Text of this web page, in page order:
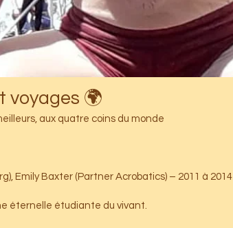
🌍 Un parcours ancré entre traditions et voyages
aux quatre coins du monde :
Emily Baxter (Partner Acrobatics) – 2011 à 2014
éternelle étudiante du vivant.